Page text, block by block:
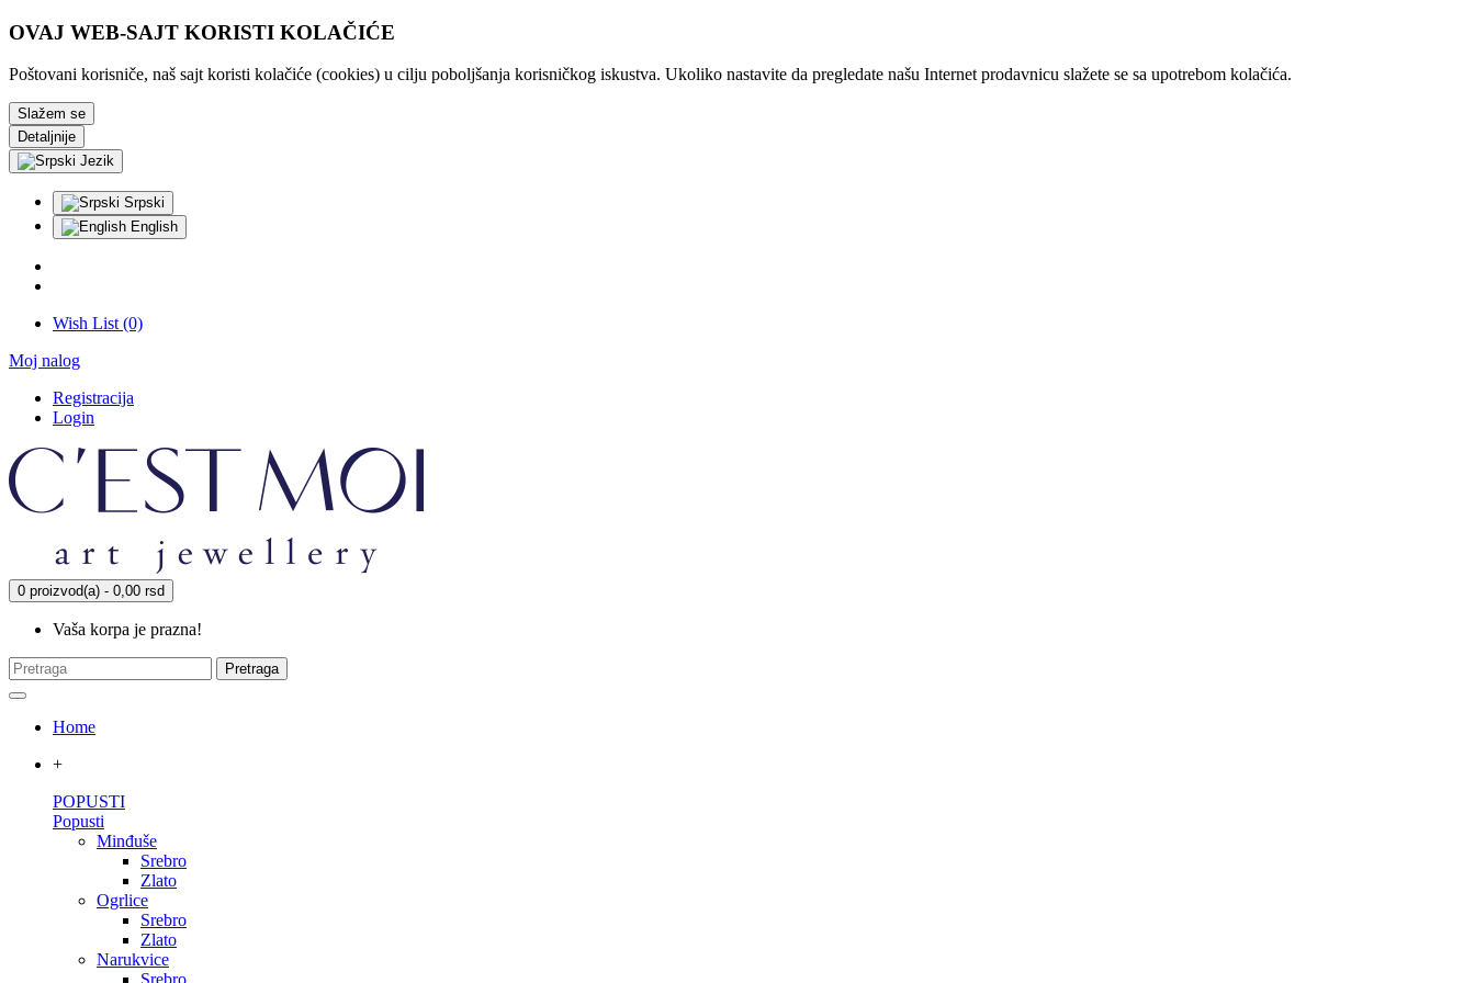
OVAJ WEB-SAJT KORISTI KOLAČIĆE
Poštovani korisniče, naš sajt koristi kolačiće (cookies) u cilju poboljšanja korisničkog iskustva. Ukoliko nastavite da pregledate našu Internet prodavnicu slažete se sa upotrebom kolačića.
Slažem se
Detaljnije
Jezik
Srpski
English
Wish List (0)
Moj nalog
Registracija
Login
0 proizvod(a) - 0,00 rsd
Vaša korpa je prazna!
Pretraga
Home
+
POPUSTI
Popusti
Minđuše
Srebro
Zlato
Ogrlice
Srebro
Zlato
Narukvice